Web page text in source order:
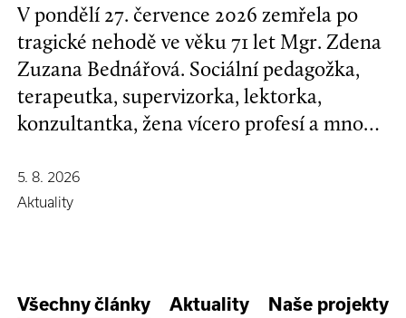
V pondělí 27. července 2026 zemřela po
tragické nehodě ve věku 71 let Mgr. Zdena
Zuzana Bednářová. Sociální pedagožka,
terapeutka, supervizorka, lektorka,
konzultantka, žena vícero profesí a mnoha
nespoutanou povahou.
5. 8. 2026
Aktuality
Všechny články Aktuality
Naše projekty